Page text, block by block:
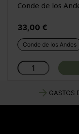
Conde de los
Precio
33,00 €
Conde de los Andes
arrow_forward GASTOS